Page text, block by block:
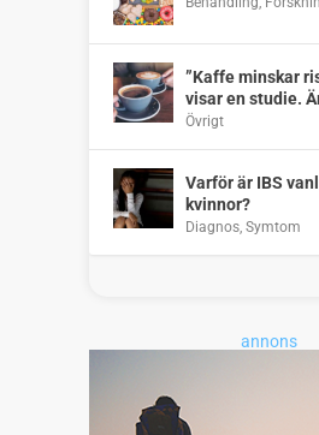
”Kaffe minskar
visar en studie.
Övrigt
Varför är IBS
kvinnor?
Diagnos, Symtom
annons